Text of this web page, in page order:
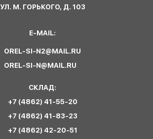
УЛ. М. ГОРЬКОГО, Д. 103
E-MAIL:
OREL-SI-N2@MAIL.RU
OREL-SI-N@MAIL.RU
СКЛАД:
+7 (4862) 41-55-20
+7 (4862) 41-83-23
+7 (4862) 42-20-51